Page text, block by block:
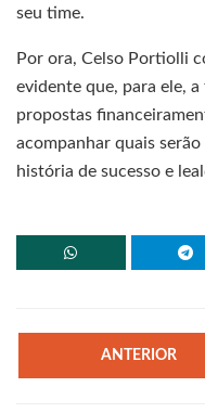
seu time.
Por ora, Celso Portiolli
evidente que, para ele,
propostas
acompanhar quais
história de sucesso e
ANTERIOR